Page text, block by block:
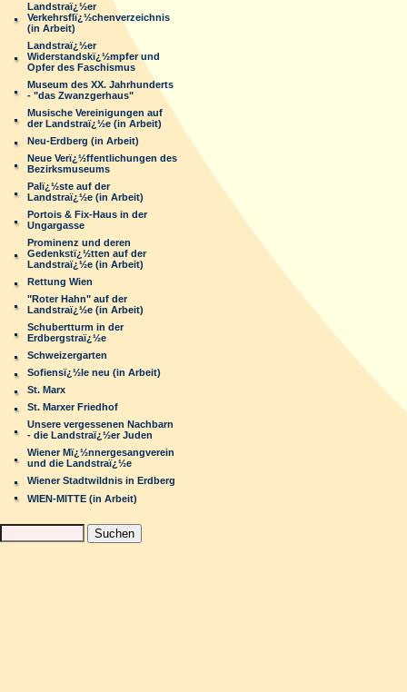
Landstraï¿½er
Verkehrsflï¿½chenverzeichnis
(in Arbeit)
Landstraï¿½er
Widerstandskï¿½mpfer und
Opfer des Faschismus
Museum des XX. Jahrhunderts
- "das Zwanzgerhaus"
Musische Vereinigungen auf
der Landstraï¿½e (in Arbeit)
Neu-Erdberg (in Arbeit)
Neue Verï¿½ffentlichungen des
Bezirksmuseums
Palï¿½ste auf der
Landstraï¿½e (in Arbeit)
Portois & Fix-Haus in der
Ungargasse
Prominenz und deren
Gedenkstï¿½tten auf der
Landstraï¿½e (in Arbeit)
Rettung Wien
"Roter Hahn" auf der
Landstraï¿½e (in Arbeit)
Schubertturm in der
Erdbergstraï¿½e
Schweizergarten
Sofiensï¿½le neu (in Arbeit)
St. Marx
St. Marxer Friedhof
Unsere vergessenen Nachbarn
- die Landstraï¿½er Juden
Wiener Mï¿½nnergesangverein
und die Landstraï¿½e
Wiener Stadtwildnis in Erdberg
WIEN-MITTE (in Arbeit)